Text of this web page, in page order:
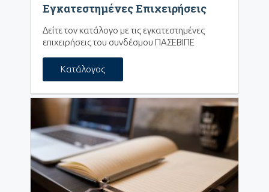
Εγκατεστημένες Επιχειρήσεις
Δείτε τον κατάλογο με τις εγκατεστημένες
επιχειρήσεις του συνδέσμου ΠΑΣΕΒΙΠΕ
Κατάλογος